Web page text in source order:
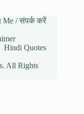
Me / संपर्क करें
Hindi Quotes
All Rights